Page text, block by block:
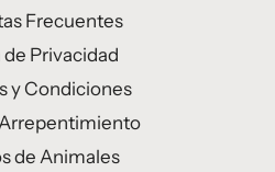
Frecuentes
de Privacidad
y Condiciones
de Animales